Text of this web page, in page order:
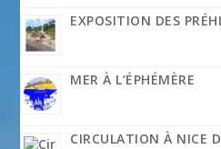
EXPOSITION DES
MER À L’ÉPHÉMÈRE
CIRCULATION À NICE